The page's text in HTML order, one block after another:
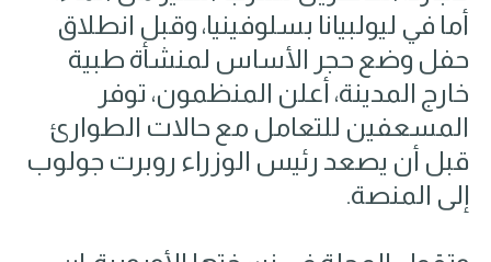
أما في ليولبيانا بسلوفينيا، وقبل انطلاق
حفل وضع حجر الأساس لمنشأة طبية
خارج المدينة، أعلن المنظمون، توفر
المسعفين للتعامل مع حالات الطوارئ
قبل أن يصعد رئيس الوزراء روبرت جولوب
إلى المنصة.